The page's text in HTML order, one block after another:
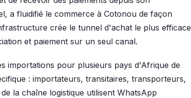
a fluidifié le commerce à Cotonou de façon
crée le tunnel d'achat le plus efficace
et paiement sur un seul canal.
importations pour plusieurs pays d'Afrique de
: importateurs, transitaires, transporteurs,
la chaîne logistique utilisent WhatsApp